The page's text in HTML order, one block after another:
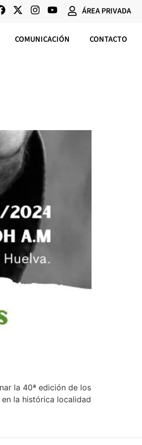
ÁREA PRIVADA
COMUNICACIÓN CONTACTO
la 40ª edición de los
la histórica localidad